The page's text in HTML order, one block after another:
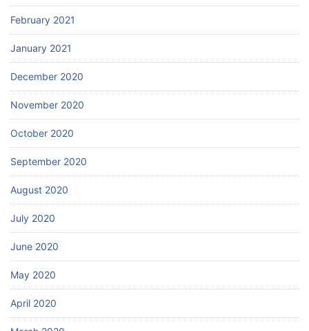
February 2021
January 2021
December 2020
November 2020
October 2020
September 2020
August 2020
July 2020
June 2020
May 2020
April 2020